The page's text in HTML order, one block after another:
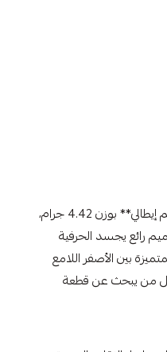
اكتشفوا **دبلة ذهب عيار 18 تصميم إيطالي** بوزن 4.42 جرام،
رائع يجسد الحرفية
بين الأصفر اللامع
لكل من يبحث عن قطعة